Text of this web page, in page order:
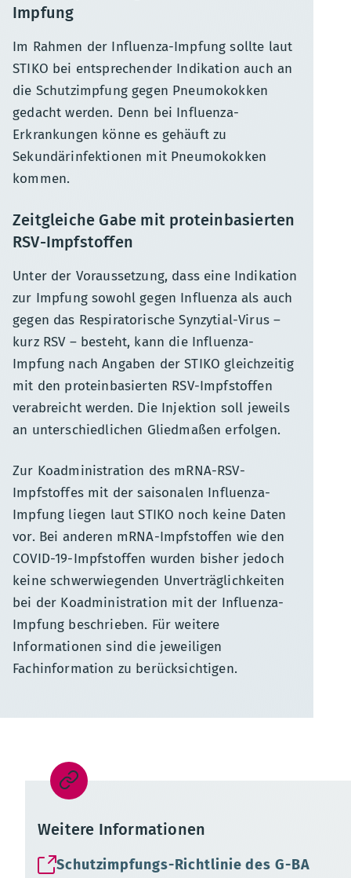
Impfung
Im Rahmen der Influenza-Impfung sollte laut
STIKO bei entsprechender Indikation auch an
die Schutzimpfung gegen Pneumokokken
gedacht werden. Denn bei Influenza-
Erkrankungen könne es gehäuft zu
Sekundärinfektionen mit Pneumokokken
kommen.
Zeitgleiche Gabe mit proteinbasierten
RSV-Impfstoffen
Unter der Voraussetzung, dass eine Indikation
zur Impfung sowohl gegen Influenza als auch
gegen das Respiratorische Synzytial-Virus –
kurz RSV – besteht, kann die Influenza-
Impfung nach Angaben der STIKO gleichzeitig
mit den proteinbasierten RSV-Impfstoffen
verabreicht werden. Die Injektion soll jeweils
an unterschiedlichen Gliedmaßen erfolgen.
Zur Koadministration des mRNA-RSV-
Impfstoffes mit der saisonalen Influenza-
Impfung liegen laut STIKO noch keine Daten
vor. Bei anderen mRNA-Impfstoffen wie den
COVID-19-Impfstoffen wurden bisher jedoch
keine schwerwiegenden Unverträglichkeiten
bei der Koadministration mit der Influenza-
Impfung beschrieben. Für weitere
Informationen sind die jeweiligen
Fachinformation zu berücksichtigen.
Weitere Informationen
Schutzimpfungs-Richtlinie des G-BA